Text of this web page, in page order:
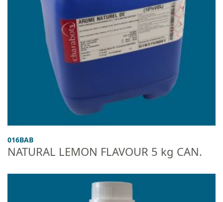
016BAB
NATURAL LEMON FLAVOUR 5 kg CAN.